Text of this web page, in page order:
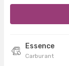
Essence
Carburant